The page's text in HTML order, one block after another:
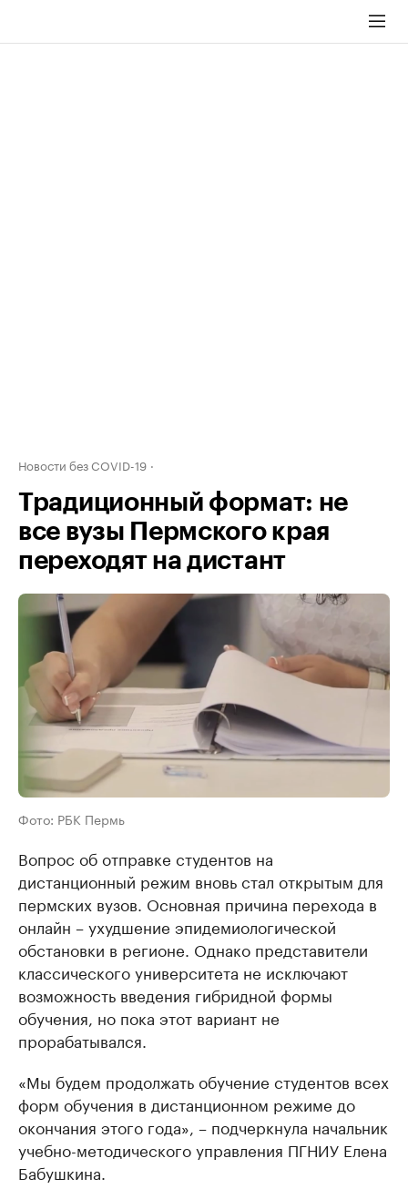
Новости без COVID-19
Традиционный формат: не
все вузы Пермского края
переходят на дистант
Фото: РБК Пермь
Вопрос об отправке студентов на
дистанционный режим вновь стал открытым для
пермских вузов. Основная причина перехода в
онлайн – ухудшение эпидемиологической
обстановки в регионе. Однако представители
классического университета не исключают
возможность введения гибридной формы
обучения, но пока этот вариант не
прорабатывался.
«Мы будем продолжать обучение студентов всех
форм обучения в дистанционном режиме до
окончания этого года», – подчеркнула начальник
учебно-методического управления ПГНИУ Елена
Бабушкина.